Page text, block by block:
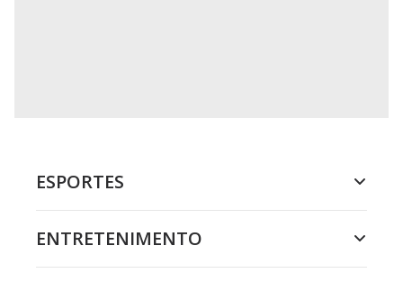
ESPORTES
ENTRETENIMENTO